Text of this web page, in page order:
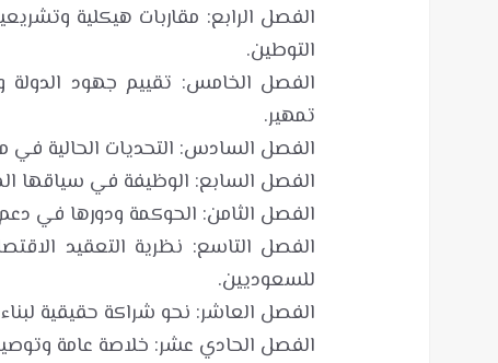
الفصل الرابع: مقاربات هيكلية
الفصل الخامس: تقييم جهود
الفصل التاسع: نظرية التعقيد